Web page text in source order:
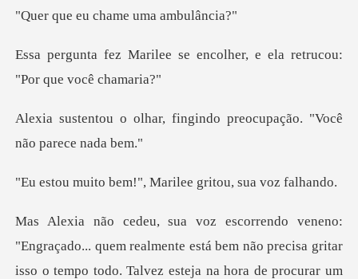
se encolher, e ela retruco
fingindo preocupação. "V
!", Marilee gritou,
gritar
isso o tempo todo. Talvez esteja na hora de procurar um